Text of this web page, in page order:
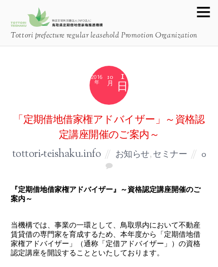
Tottori prefecture regular leasehold Promotion Organization
1
10
月
2016
「定期借地借家権アドバイザー」～資格認
定講座開催のご案内～
tottori-teishaku.info お知らせ,セミナー 0
『定期借地借家権アドバイザー』～資格認定講座開催のご
案内～
当機構では、事業の一環として、鳥取県内において不動産
賃貸借の専門家を育成するため、本年度から「定期借地借
家権アドバイザー」（通称「定借アドバイザー」）の資格
認定講座を開設することといたしております。